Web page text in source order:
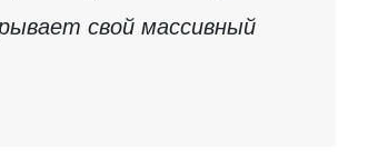
свой массивный